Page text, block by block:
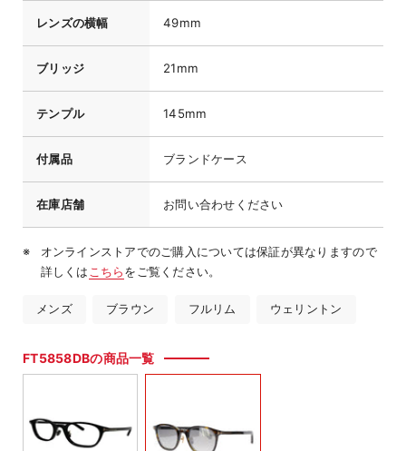
レンズの横幅 49mm
ブリッジ 21mm
テンプル 145mm
付属品 ブランドケース
在庫店舗 お問い合わせください
オンラインストアでのご購入については保証が異なりますので
詳しくは こちらをご覧ください。
メンズ ブラウン フルリム ウェリントン
FT5858DBの商品一覧